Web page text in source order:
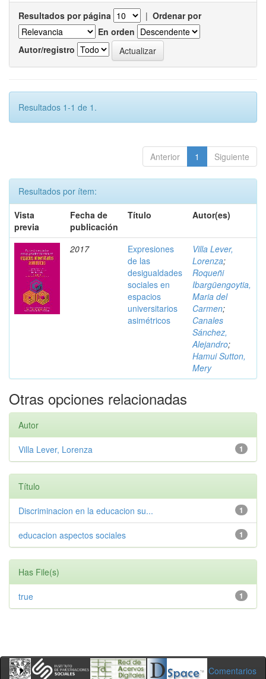
Resultados por página | Ordenar por
En orden
Autor/registro
Resultados 1-1 de 1.
Anterior 1 Siguiente
Resultados por ítem:
Vista
previa
Fecha de
publicación
Título Autor(es)
2017
Expresiones
de las
desigualdades
sociales en
espacios
universitarios
asimétricos
Villa Lever,
Lorenza;
Roqueñi
Ibargüengoytia,
Maria del
Carmen;
Canales
Sánchez,
Alejandro;
Hamui Sutton,
Mery
Otras opciones relacionadas
Autor
1
Villa Lever, Lorenza
Título
1
Discriminacion en la educacion su...
1
educacion aspectos sociales
Has File(s)
1
true
Comentarios